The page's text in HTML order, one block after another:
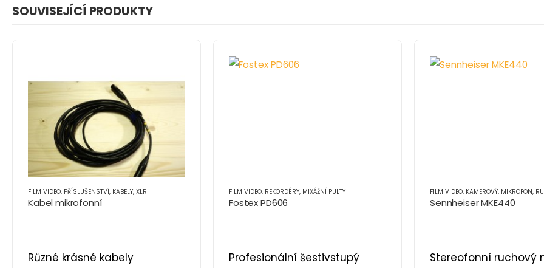
SOUVISEJÍCÍ PRODUKTY
FILM VIDEO, PŘÍSLUŠENSTVÍ, KABELY, XLR
Kabel mikrofonní
Různé krásné kabely
FILM VIDEO, REKORDÉRY, MIXÁŽNÍ PULTY
Fostex PD606
Profesionální šestivstupý
FILM VIDEO, KAMEROVÝ, MIKROFON,
Sennheiser MKE440
Stereofonní ruchový